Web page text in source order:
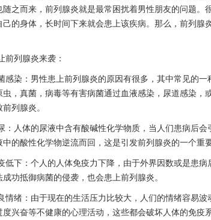
随之而来，前列腺炎就是最常困扰着男性朋友的问题。
己的身体，长时间下来就会患上该疾病。那么，前列腺
前列腺炎来袭：
感染：男性患上前列腺炎的原因有很多，其中常见的一
虫，真菌，病毒等有害病菌通过血液感染，尿道感染，
列腺炎。
：人体的尿液中含有酸碱性化学物质，当人们患病后
的酸性化学物逆流而回，这是引发前列腺炎的一个重
低下：个人的人体免疫力下降，由于外界因数或是患病
功抵御病菌的侵袭，也会患上前列腺炎。
情绪：由于现在的生活压力比较大，人们的情绪容易波
度兴奋等不健康的心理活动，这些都会破坏人体的免疫